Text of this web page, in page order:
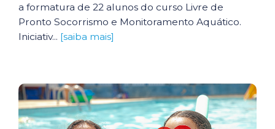
a formatura de 22 alunos do curso Livre de
Pronto Socorrismo e Monitoramento Aquático.
Iniciativ... [saiba mais]